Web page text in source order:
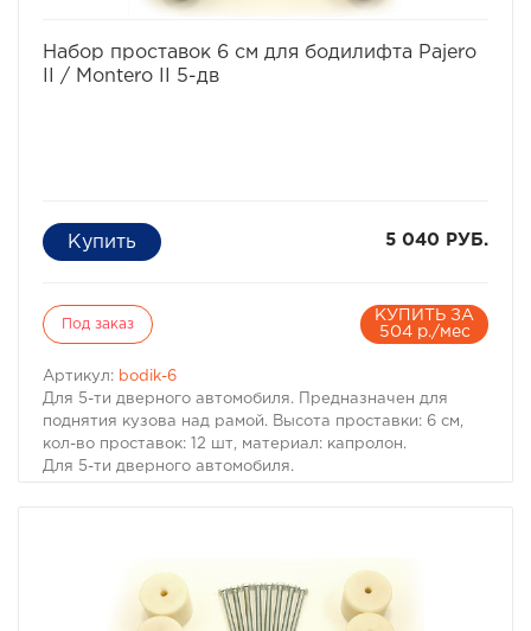
Набор проставок 6 см для бодилифта Pajero
II / Montero II 5-дв
5 040 РУБ.
Под заказ
КУПИТЬ ЗА
504 р./мес
Артикул: bodik-6
Для 5-ти дверного автомобиля. Предназначен для
поднятия кузова над рамой. Высота проставки: 6 см,
кол-во проставок: 12 шт, материал: капролон.
Для 5-ти дверного автомобиля.
условиях офф-роуд.
В комплект проставок для бодилифта Pajero II /
Montero II входят сами проставки, а также болты, гайки